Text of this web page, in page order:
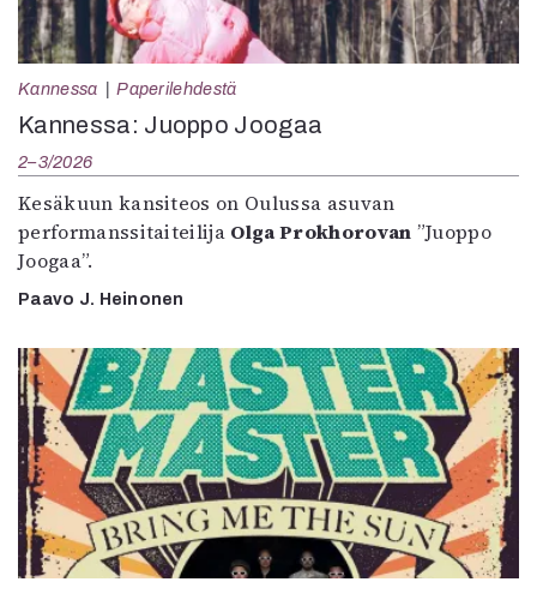
Kannessa Paperilehdestä
Kannessa: Juoppo Joogaa
2–3/2026
Kesäkuun kansiteos on Oulussa asuvan
performanssitaiteilija Olga Prokhorovan ”Juoppo
Joogaa”.
Paavo J. Heinonen